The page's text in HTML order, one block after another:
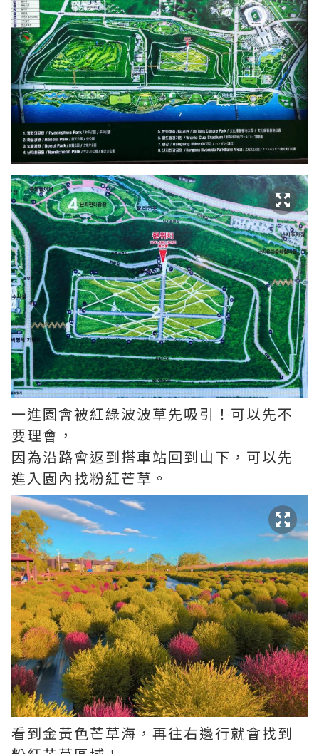
一進園會被紅綠波波草先吸引！可以先不
要理會，
因為沿路會返到搭車站回到山下，可以先
進入園內找粉紅芒草。
看到金黃色芒草海，再往右邊行就會找到